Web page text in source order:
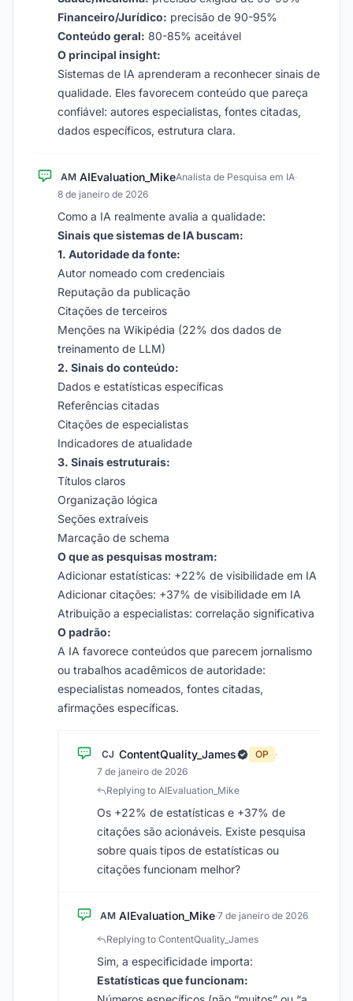
Financeiro/Jurídico: precisão de 90-95%
Conteúdo geral: 80-85% aceitável
O principal insight:
Sistemas de IA aprenderam a reconhecer sinais de
qualidade. Eles favorecem conteúdo que pareça
confiável: autores especialistas, fontes citadas,
dados específicos, estrutura clara.
AM AIEvaluation_MikeAnalista de Pesquisa em IA·
8 de janeiro de 2026
Como a IA realmente avalia a qualidade:
Sinais que sistemas de IA buscam:
1. Autoridade da fonte:
Autor nomeado com credenciais
Reputação da publicação
Citações de terceiros
Menções na Wikipédia (22% dos dados de
treinamento de LLM)
2. Sinais do conteúdo:
Dados e estatísticas específicas
Referências citadas
Citações de especialistas
Indicadores de atualidade
3. Sinais estruturais:
Títulos claros
Organização lógica
Seções extraíveis
Marcação de schema
O que as pesquisas mostram:
Adicionar estatísticas: +22% de visibilidade em IA
Adicionar citações: +37% de visibilidade em IA
Atribuição a especialistas: correlação significativa
O padrão:
A IA favorece conteúdos que parecem jornalismo
ou trabalhos acadêmicos de autoridade:
especialistas nomeados, fontes citadas,
afirmações específicas.
CJ ContentQuality_James OP
·
7 de janeiro de 2026
Replying to AIEvaluation_Mike
Os +22% de estatísticas e +37% de
citações são acionáveis. Existe pesquisa
sobre quais tipos de estatísticas ou
citações funcionam melhor?
AM AIEvaluation_Mike·7 de janeiro de 2026
Replying to ContentQuality_James
Sim, a especificidade importa:
Estatísticas que funcionam: